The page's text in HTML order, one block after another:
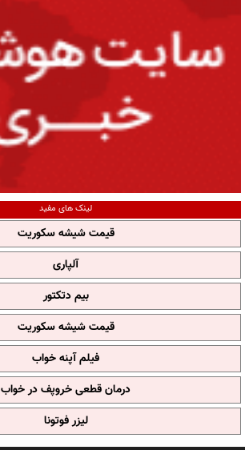
لینک های مفید
قیمت شیشه سکوریت
آلپاری
بیم دتکتور
قیمت شیشه سکوریت
فیلم آپنه خواب
درمان قطعی خروپف در خواب
لیزر فوتونا